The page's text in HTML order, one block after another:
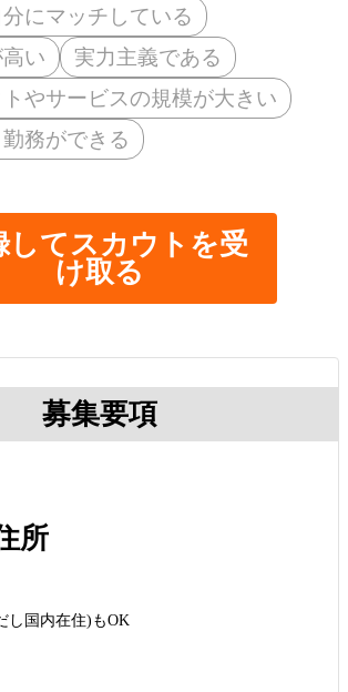
にマッチしている
い
実力主義である
やサービスの規模が大きい
務ができる
してスカウトを受
け取る
募集要項
所
し国内在住)もOK